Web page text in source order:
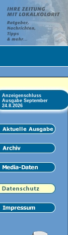
Anzeigenschluss
Ausgabe September
24.8.2026